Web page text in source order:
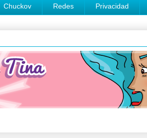
Chuckov Redes Privacidad